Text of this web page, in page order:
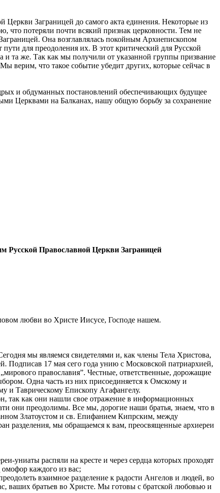
Церкви Заграницей до самого акта единения. Некоторые из
что потеряли почти всякий признак церковности. Тем не
Она возглавлялась покойным Архиепископом
для преодоления их. В этот критический для Русской
та же. Так как мы получили от указанной группы призвание
верим, что такое событие убедит других, которые сейчас в
и обдуманных постановлений обеспечивающих будущее
Церквами на Балканах, нашу общую борьбу за сохранение
Православной Церкви Заграницей
любви во Христе Иисусе, Господе нашем.
мы являемся свидетелями и, как члены Тела Христова,
17 мая сего года унию с Московской патриархией,
православия”. Честные, ответственные, дорожащие
Одна часть из них присоединяется к Омскому и
и Таврическому Епископу Агафангелу.
так как они нашли свое отражение в информационных
они преодолимы. Все мы, дорогие наши братья, знаем, что в
Златоустом и св. Епифанием Кипрским, между
разделения, мы обращаемся к вам, преосвященные архиереи
униаты распяли на кресте и через сердца которых проходят
каждого из вас;
взаимное разделение к радости Ангелов и людей, во
ваших братьев во Христе. Мы готовы с братской любовью и